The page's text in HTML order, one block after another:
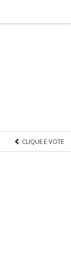
CLIQUE E VOTE
vendas-af-klm-em-
na